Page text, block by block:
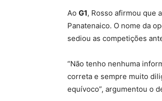
Ao G1, Rosso afirmou que
Panatenaico. O nome da
sediou as competições
“Não tenho nenhuma
correta e sempre muito
equívoco”, argumentou o